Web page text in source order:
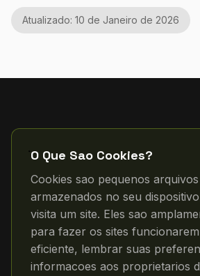
Atualizado: 10 de Janeiro de 2026
O Que Sao Cookies?
Cookies sao pequenos
armazenados no seu
visita um site. Eles sao
para fazer os sites
eficiente, lembrar suas
informacoes aos proprietarios